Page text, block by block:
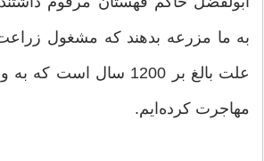
به ما مزرعه بدهند که مشغول
علت بالغ بر 1200 سال
مهاجرت کرده‌ایم.